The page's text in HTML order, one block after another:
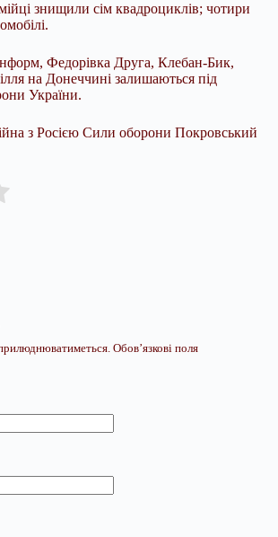
знищили сім квадроциклів; чотири
Федорівка Друга, Клебан-Бик,
на Донеччині залишаються під
України.
з Росією Сили оборони Покровський
Обов’язкові поля